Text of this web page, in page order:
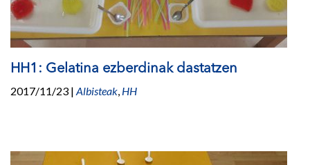
HH1: Gelatina ezberdinak dastatzen
2017/11/23 | Albisteak, HH